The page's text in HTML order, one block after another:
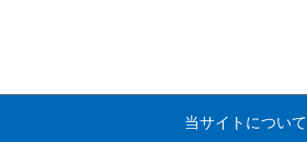
当サイトについて